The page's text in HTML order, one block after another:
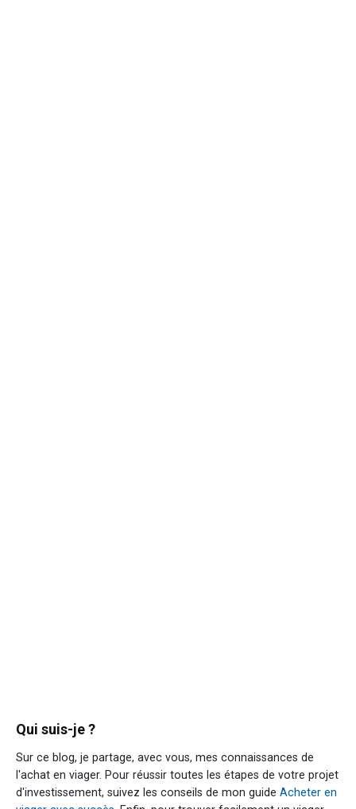
Qui suis-je ?
Sur ce blog, je partage, avec vous, mes connaissances de
l'achat en viager. Pour réussir toutes les étapes de votre projet
d'investissement, suivez les conseils de mon guide Acheter en